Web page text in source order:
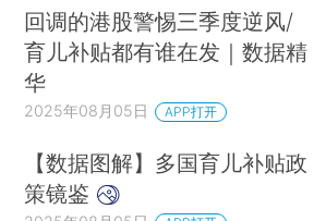
回调的港股警惕三季度逆风/
育儿补贴都有谁在发｜数据精
华
2025年08月05日 APP打开
【数据图解】多国育儿补贴政
策镜鉴